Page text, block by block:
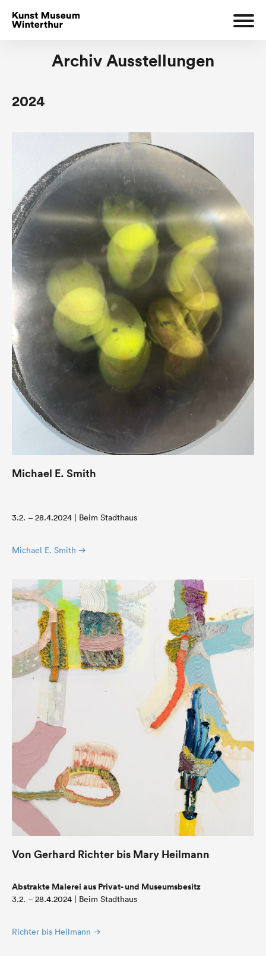
Archiv Ausstellungen
2024
Michael E. Smith
3.2. – 28.4.2024 | Beim Stadthaus
Michael E. Smith
Von Gerhard Richter bis Mary Heilmann
Abstrakte Malerei aus Privat- und Museumsbesitz
3.2. – 28.4.2024 | Beim Stadthaus
Richter bis Heilmann